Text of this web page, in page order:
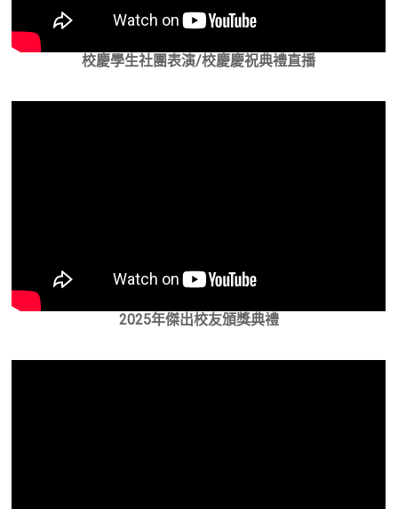
校慶學生社團表演/校慶慶祝典禮直播
2025年傑出校友頒獎典禮